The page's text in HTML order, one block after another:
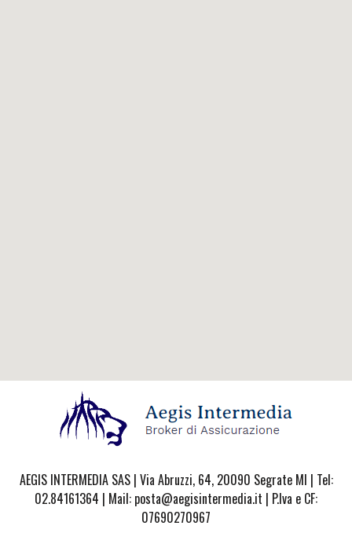
AEGIS INTERMEDIA SAS | Via Abruzzi, 64, 20090 Segrate MI | Tel:
02.84161364 | Mail: posta@aegisintermedia.it | P.Iva e CF:
07690270967